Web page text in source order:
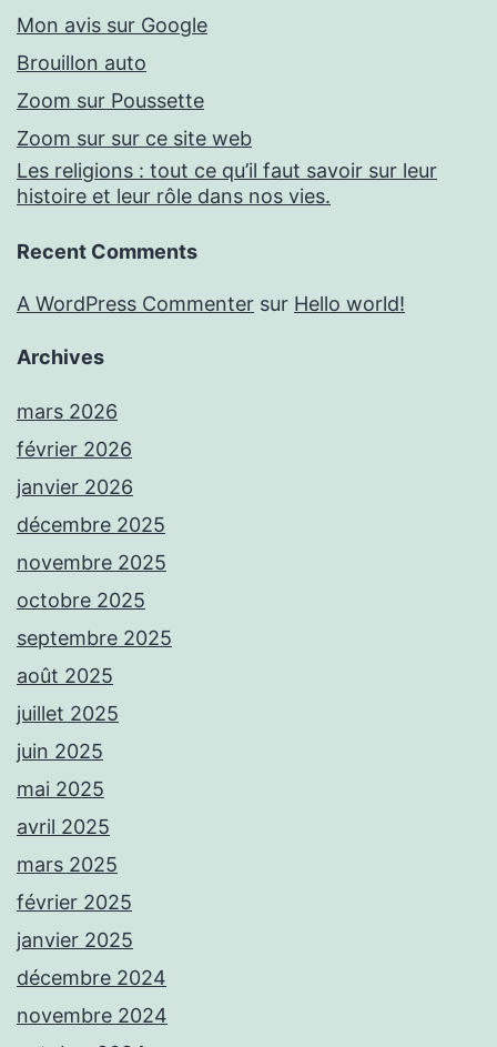
Mon avis sur Google
Brouillon auto
Zoom sur Poussette
Zoom sur sur ce site web
Les religions : tout ce qu’il faut savoir sur leur
histoire et leur rôle dans nos vies.
Recent Comments
A WordPress Commenter sur Hello world!
Archives
mars 2026
février 2026
janvier 2026
décembre 2025
novembre 2025
octobre 2025
septembre 2025
août 2025
juillet 2025
juin 2025
mai 2025
avril 2025
mars 2025
février 2025
janvier 2025
décembre 2024
novembre 2024